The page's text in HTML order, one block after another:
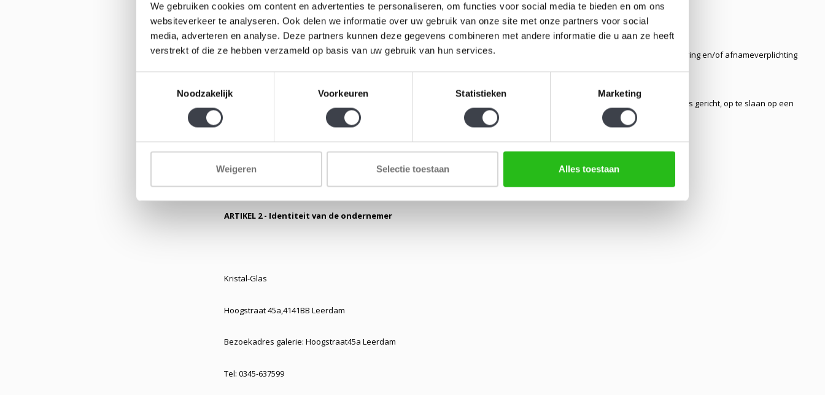
We gebruiken cookies om content en advertenties te personaliseren, om functies voor social media te bieden en om ons
websiteverkeer te analyseren. Ook delen we informatie over uw gebruik van onze site met onze partners voor social
media, adverteren en analyse. Deze partners kunnen deze gegevens combineren met andere informatie die u aan ze heeft
verstrekt of die ze hebben verzameld op basis van uw gebruik van hun services.
Noodzakelijk
Voorkeuren Statistieken Marketing
Weigeren Selectie toestaan Alles toestaan
Dag:kalenderdag;
Duurtransactie:een overeenkomst op afstand met betrekking tot een reeks van producten en/of diensten, waarvan de levering en/of afnameverplichting
in de tijd is gespreid;
elk middel dat de consument of ondernemer in staat stelt om informatie die aan hem persoonlijk is gericht, op te slaan op een
manier die toekomstige raadpleging en ongewijzigde reproductie van de opgeslagen informatie mogelijk maakt.
ARTIKEL 2 - Identiteit van de ondernemer
Kristal-Glas
Hoogstraat 45a,4141BB Leerdam
Bezoekadres galerie: Hoogstraat45a Leerdam
Tel: 0345-637599